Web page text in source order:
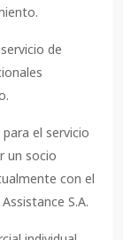
de
el servicio
un socio
con el
S.A.